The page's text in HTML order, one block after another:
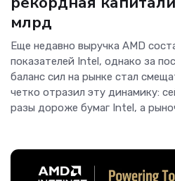
млрд
Еще недавно выручка AMD
показателей Intel, однако за
баланс сил на рынке стал
четко отразил эту динамику:
разы дороже бумаг Intel, а